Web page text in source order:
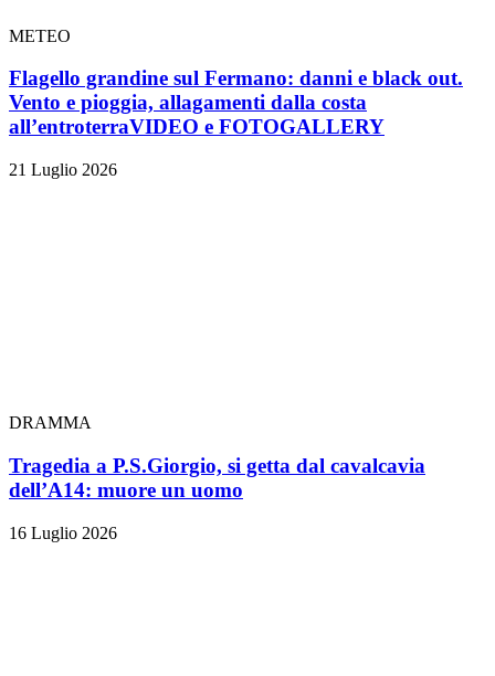
METEO
Flagello grandine sul Fermano: danni e black out.
Vento e pioggia, allagamenti dalla costa
all’entroterraVIDEO e FOTOGALLERY
21 Luglio 2026
DRAMMA
Tragedia a P.S.Giorgio, si getta dal cavalcavia
dell’A14: muore un uomo
16 Luglio 2026